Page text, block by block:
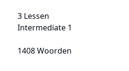
3 Lessen
Intermediate 1
1408 Woorden